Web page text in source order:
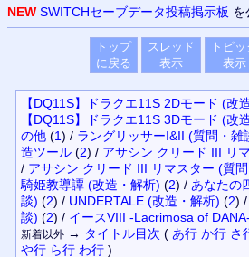
NEW SWITCHセーブデータ投稿掲示板 を
トップ
に戻る
スレッド
表示
トピッ
表示
【DQ11S】ドラクエ11S 2Dモード (改
【DQ11S】ドラクエ11S 3Dモード (改
の他 (1) / ラングリッサーI&II (質問・雑
造ツール (2) / アサシン クリード III リ
/ アサシン クリード III リマスター (質
騎姫教導譚 (改造・解析) (2) / あなたの
談) (2) / UNDERTALE (改造・解析) (2) /
談) (2) / イースVIII -Lacrimosa of
新着以外 → タイトル目次 ( あ行 か行 さ
や行 ら行 わ行 )